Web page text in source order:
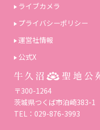
ライブカメラ
プライバシーポリシー
運営社情報
公式X
〒300-1264
茨城県つくば市泊崎383-1
TEL：029-876-3993